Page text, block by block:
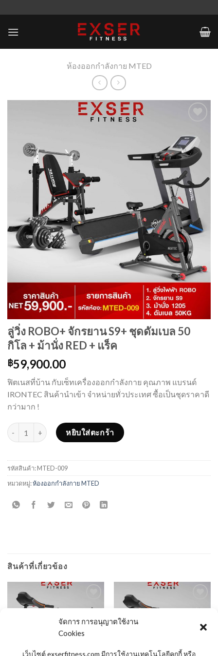
จัดการ การอนุญาตใช้งาน
Cookies
เว็บไซต์ exserfitness.com มีการใช้งานเทคโนโลยีคุกกี้ หรือ
to
content
ห้องออกกำลังกาย MTED
Add to
Wishlist
ลู่วิ่ง ROBO+ จักรยาน S9+ ชุดดัมเบล 50
กิโล + ม้านั่ง RED + แร็ค
฿59,900.00
ฟิตเนสที่บ้าน กับเซ็ทเครื่องออกกำลังกาย คุณภาพ แบรนด์
IRONTEC สินค้านำเข้า จำหน่ายทั่วประเทศ ซื้อเป็นชุดราคาดี
กว่ามาก !
จำนวน ลู่วิ่ง ROBO+ จักรยาน S9+ ชุดดัมเบล 50 กิโล + ม้านั่ง RED + แ
หยิบใส่ตะกร้า
รหัสสินค้า:MTED-009
หมวดหมู่:ห้องออกกำลังกาย MTED
สินค้าที่เกี่ยวข้อง
Add to
Add to
Wishlist